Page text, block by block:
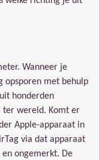
Wanneer je
opsporen met behulp
honderden
ter wereld. Komt er
Apple-apparaat in
via dat apparaat
ongemerkt. De